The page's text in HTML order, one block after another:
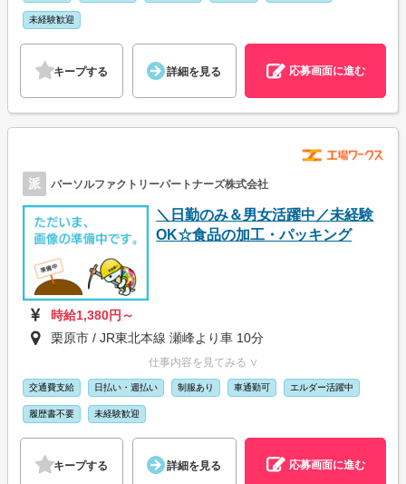
未経験歓迎
キープする 詳細を見る 応募画面に進む
派 パーソルファクトリーパートナーズ株式会社
＼日勤のみ＆男女活躍中／未経験
OK☆食品の加工・パッキング
時給1,380円～
栗原市 / JR東北本線 瀬峰より車 10分
仕事内容を見てみる ∨
交通費支給 日払い・週払い 制服あり 車通勤可 エルダー活躍中
履歴書不要 未経験歓迎
キープする 詳細を見る 応募画面に進む